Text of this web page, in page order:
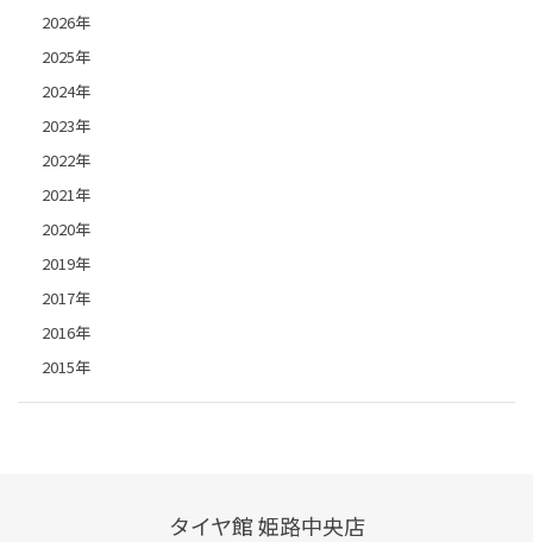
2026年
2025年
2024年
2023年
2022年
2021年
2020年
2019年
2017年
2016年
2015年
タイヤ館 姫路中央店